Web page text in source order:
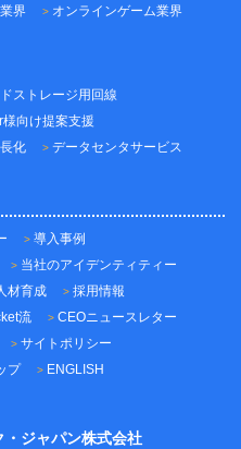
界
オンラインゲーム業界
ストレージ用回線
向け提案支援
化 データセンタサービス
導入事例
当社のアイデンティティー
材育成
採用情報
流
CEOニュースレター
サイトポリシー
プ ENGLISH
ジャパン株式会社